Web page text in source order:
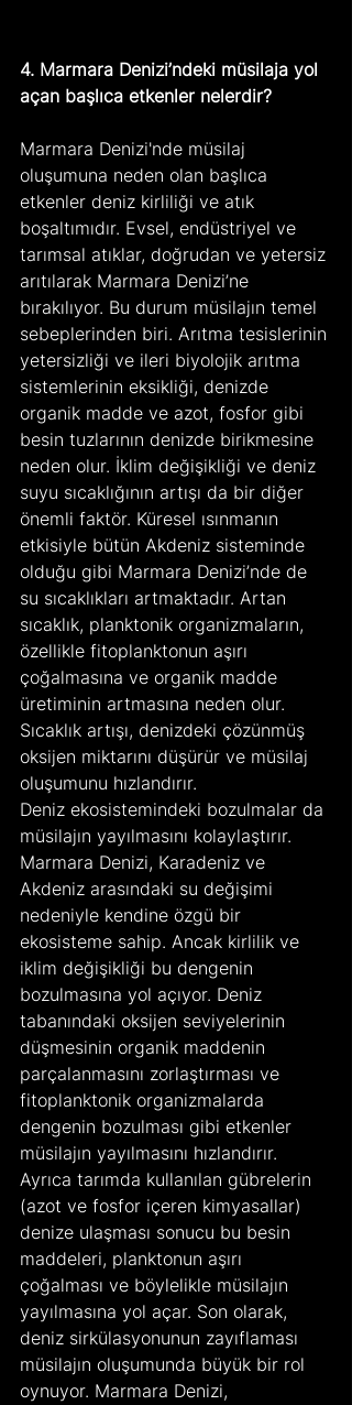
4. Marmara Denizi’ndeki müsilaja yol
açan başlıca etkenler nelerdir?
Marmara Denizi'nde müsilaj
oluşumuna neden olan başlıca
etkenler deniz kirliliği ve atık
boşaltımıdır. Evsel, endüstriyel ve
tarımsal atıklar, doğrudan ve yetersiz
arıtılarak Marmara Denizi’ne
bırakılıyor. Bu durum müsilajın temel
sebeplerinden biri. Arıtma tesislerinin
yetersizliği ve ileri biyolojik arıtma
sistemlerinin eksikliği, denizde
organik madde ve azot, fosfor gibi
besin tuzlarının denizde birikmesine
neden olur. İklim değişikliği ve deniz
suyu sıcaklığının artışı da bir diğer
önemli faktör. Küresel ısınmanın
etkisiyle bütün Akdeniz sisteminde
olduğu gibi Marmara Denizi’nde de
su sıcaklıkları artmaktadır. Artan
sıcaklık, planktonik organizmaların,
özellikle fitoplanktonun aşırı
çoğalmasına ve organik madde
üretiminin artmasına neden olur.
Sıcaklık artışı, denizdeki çözünmüş
oksijen miktarını düşürür ve müsilaj
oluşumunu hızlandırır.
Deniz ekosistemindeki bozulmalar da
müsilajın yayılmasını kolaylaştırır.
Marmara Denizi, Karadeniz ve
Akdeniz arasındaki su değişimi
nedeniyle kendine özgü bir
ekosisteme sahip. Ancak kirlilik ve
iklim değişikliği bu dengenin
bozulmasına yol açıyor. Deniz
tabanındaki oksijen seviyelerinin
düşmesinin organik maddenin
parçalanmasını zorlaştırması ve
fitoplanktonik organizmalarda
dengenin bozulması gibi etkenler
müsilajın yayılmasını hızlandırır.
Ayrıca tarımda kullanılan gübrelerin
(azot ve fosfor içeren kimyasallar)
denize ulaşması sonucu bu besin
maddeleri, planktonun aşırı
çoğalması ve böylelikle müsilajın
yayılmasına yol açar. Son olarak,
deniz sirkülasyonunun zayıflaması
müsilajın oluşumunda büyük bir rol
oynuyor. Marmara Denizi,